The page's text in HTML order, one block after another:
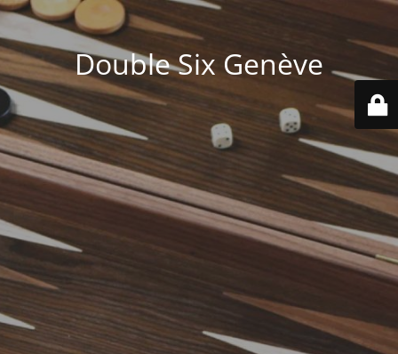
Double Six Genève